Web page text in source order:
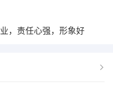
，责任心强，形象好